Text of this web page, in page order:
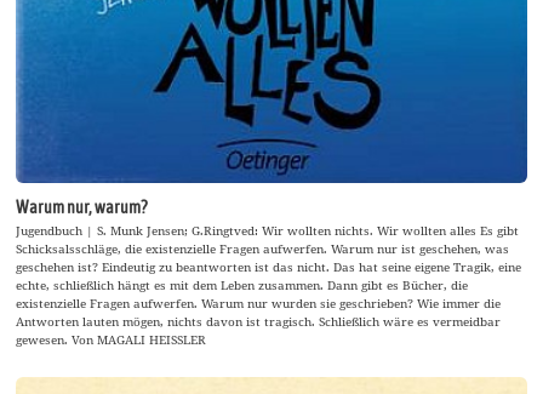
Warum nur, warum?
Jugendbuch | S. Munk Jensen; G.Ringtved: Wir wollten nichts. Wir wollten alles Es gibt
Schicksalsschläge, die existenzielle Fragen aufwerfen. Warum nur ist geschehen, was
geschehen ist? Eindeutig zu beantworten ist das nicht. Das hat seine eigene Tragik, eine
echte, schließlich hängt es mit dem Leben zusammen. Dann gibt es Bücher, die
existenzielle Fragen aufwerfen. Warum nur wurden sie geschrieben? Wie immer die
Antworten lauten mögen, nichts davon ist tragisch. Schließlich wäre es vermeidbar
gewesen. Von MAGALI HEISSLER